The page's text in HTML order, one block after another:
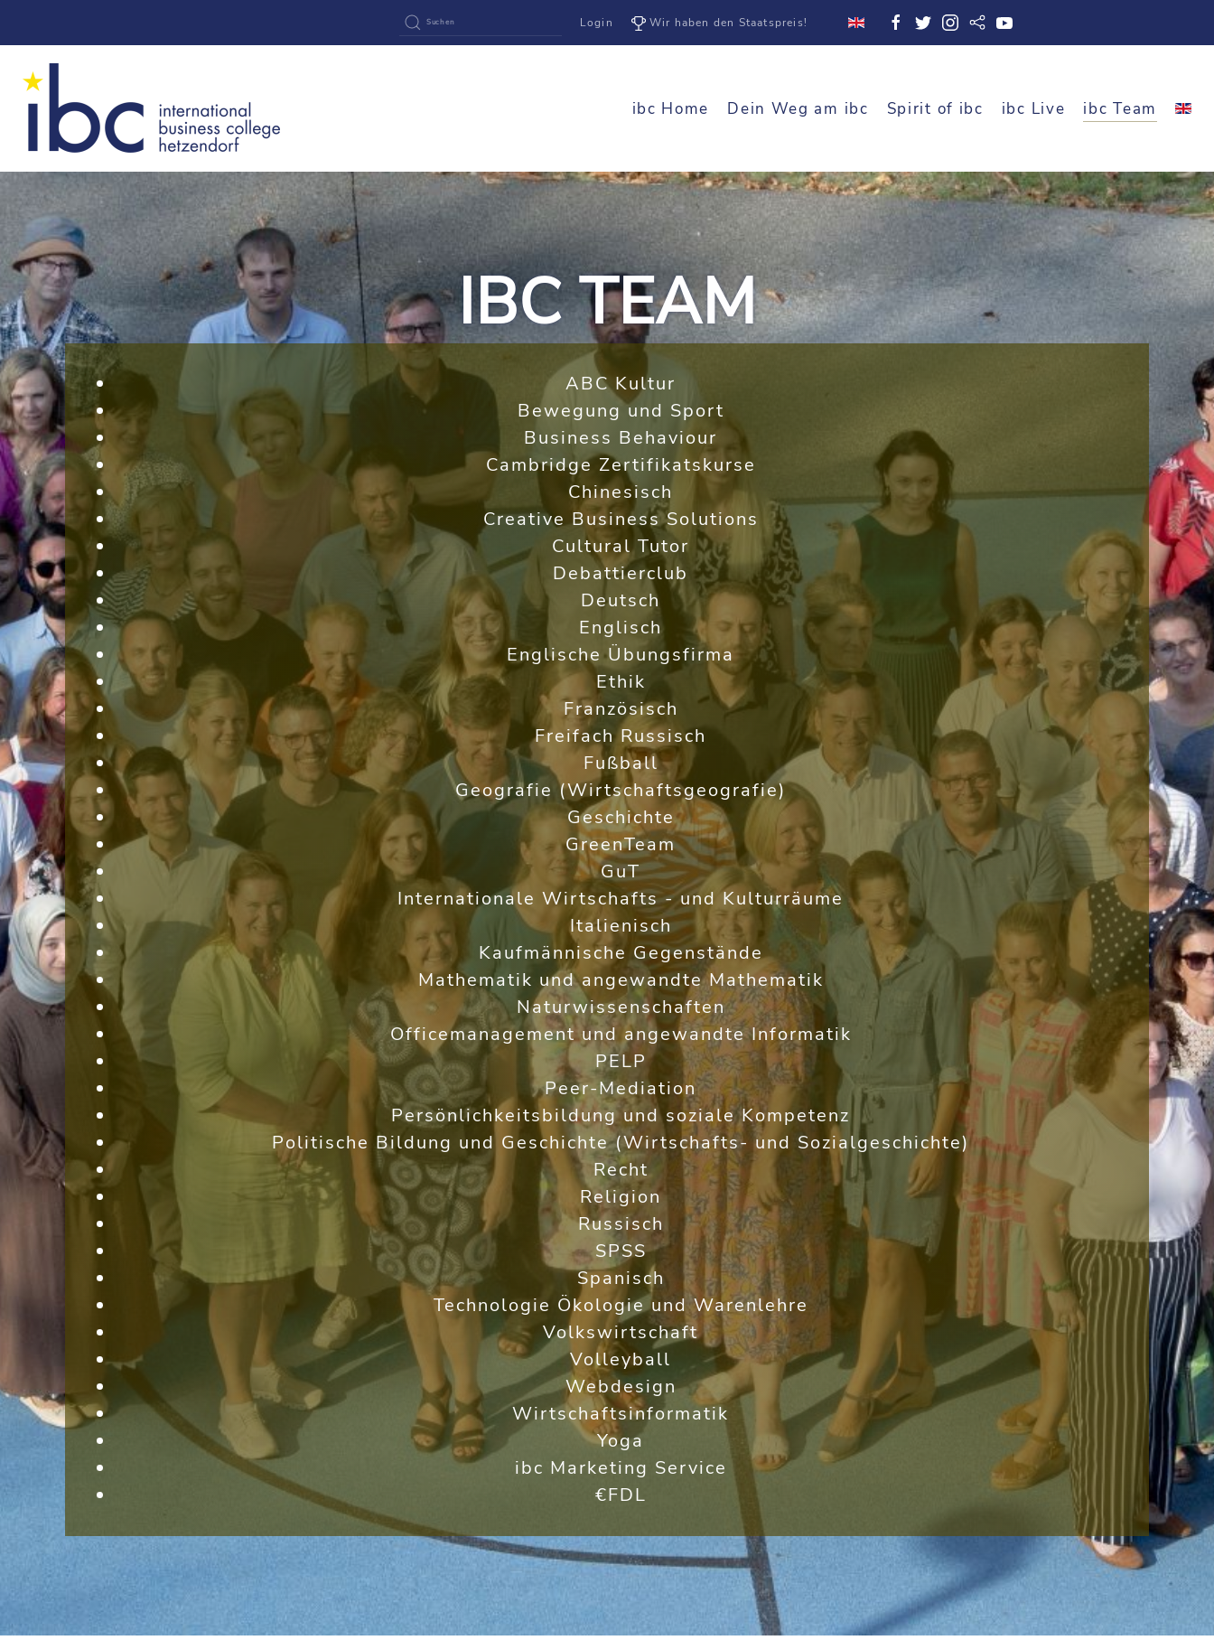
Login Wir haben den Staatspreis!
ibc Home Dein Weg am ibc Spirit of ibc ibc Live ibc Team
IBC TEAM
ABC Kultur
Bewegung und Sport
Business Behaviour
Cambridge Zertifikatskurse
Chinesisch
Creative Business Solutions
Cultural Tutor
Debattierclub
Deutsch
Englisch
Englische Übungsfirma
Ethik
Französisch
Freifach Russisch
Fußball
Geografie (Wirtschaftsgeografie)
Geschichte
GreenTeam
GuT
Internationale Wirtschafts - und Kulturräume
Italienisch
Kaufmännische Gegenstände
Mathematik und angewandte Mathematik
Naturwissenschaften
Officemanagement und angewandte Informatik
PELP
Peer-Mediation
Persönlichkeitsbildung und soziale Kompetenz
Politische Bildung und Geschichte (Wirtschafts- und Sozialgeschichte)
Recht
Religion
Russisch
SPSS
Spanisch
Technologie Ökologie und Warenlehre
Volkswirtschaft
Volleyball
Webdesign
Wirtschaftsinformatik
Yoga
ibc Marketing Service
€FDL